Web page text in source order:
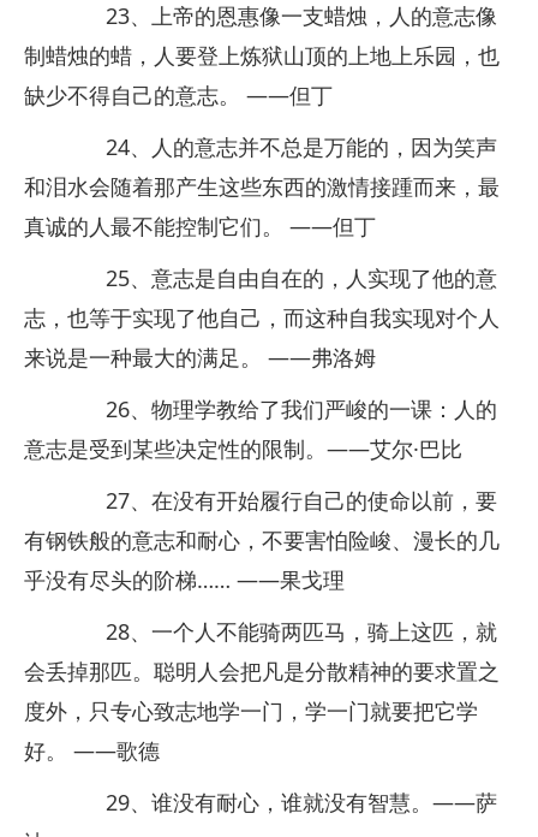
23、上帝的恩惠像一支蜡烛，人的意志像
制蜡烛的蜡，人要登上炼狱山顶的上地上乐园，也
缺少不得自己的意志。 ——但丁
24、人的意志并不总是万能的，因为笑声
和泪水会随着那产生这些东西的激情接踵而来，最
真诚的人最不能控制它们。 ——但丁
25、意志是自由自在的，人实现了他的意
志，也等于实现了他自己，而这种自我实现对个人
来说是一种最大的满足。 ——弗洛姆
26、物理学教给了我们严峻的一课：人的
意志是受到某些决定性的限制。——艾尔·巴比
27、在没有开始履行自己的使命以前，要
有钢铁般的意志和耐心，不要害怕险峻、漫长的几
乎没有尽头的阶梯…… ——果戈理
28、一个人不能骑两匹马，骑上这匹，就
会丢掉那匹。聪明人会把凡是分散精神的要求置之
度外，只专心致志地学一门，学一门就要把它学
好。 ——歌德
29、谁没有耐心，谁就没有智慧。——萨